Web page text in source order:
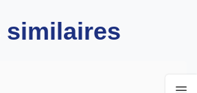
similaires